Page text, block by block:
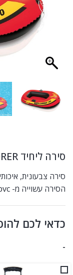
סירה ליחיד EXPLORER דגם 58329 תוצרת INTEX
סירה צבעונית,
הסירה עשוייה מ- pvc עבה 28 מ"מ
כדאי לכם
-